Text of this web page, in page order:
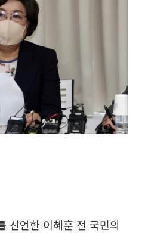
선언한 이혜훈 전 국민의